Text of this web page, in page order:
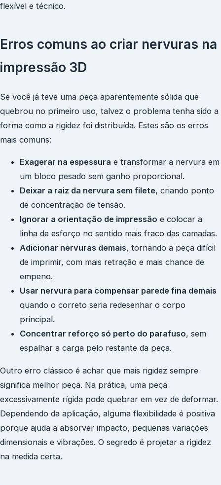
flexível e técnico.
Erros comuns ao criar nervuras na
impressão 3D
Se você já teve uma peça aparentemente sólida que
quebrou no primeiro uso, talvez o problema tenha sido a
forma como a rigidez foi distribuída. Estes são os erros
mais comuns:
Exagerar na espessura e transformar a nervura em
um bloco pesado sem ganho proporcional.
Deixar a raiz da nervura sem filete, criando ponto
de concentração de tensão.
Ignorar a orientação de impressão e colocar a
linha de esforço no sentido mais fraco das camadas.
Adicionar nervuras demais, tornando a peça difícil
de imprimir, com mais retração e mais chance de
empeno.
Usar nervura para compensar parede fina demais
quando o correto seria redesenhar o corpo
principal.
Concentrar reforço só perto do parafuso, sem
espalhar a carga pelo restante da peça.
Outro erro clássico é achar que mais rigidez sempre
significa melhor peça. Na prática, uma peça
excessivamente rígida pode quebrar em vez de deformar.
Dependendo da aplicação, alguma flexibilidade é positiva
porque ajuda a absorver impacto, pequenas variações
dimensionais e vibrações. O segredo é projetar a rigidez
na medida certa.